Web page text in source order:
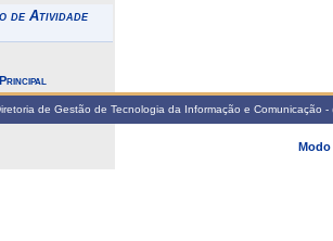
de Atividade
de Gestão de Tecnologia da Informação e
Modo